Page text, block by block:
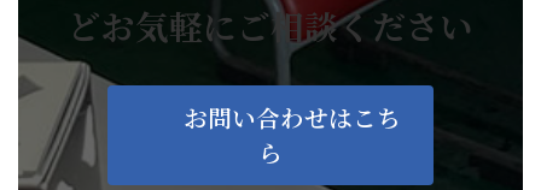
どお気軽にご相談ください
お問い合わせはこち
ら